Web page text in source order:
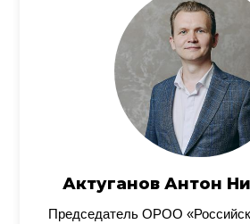
Актуганов Антон
Председатель ОРОО